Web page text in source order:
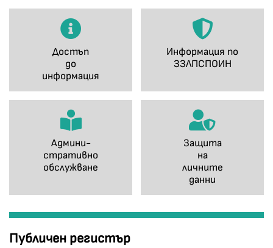
Достъп
до
информация
Информация по
ЗЗЛПСПОИН
Админи-
стративно
обслужване
Защита
на
личните
данни
Публичен регистър